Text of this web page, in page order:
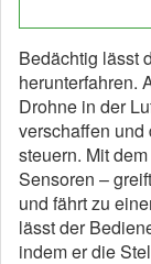
Bedächtig lässt
herunterfahren.
Drohne in der
verschaffen und
steuern. Mit
Sensoren –
und fährt zu
lässt der
indem er die